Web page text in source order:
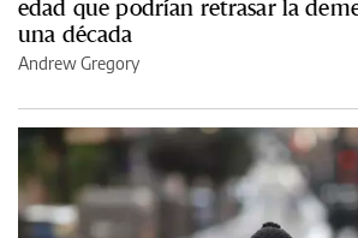
edad que podrían retrasar la
una década
Andrew Gregory